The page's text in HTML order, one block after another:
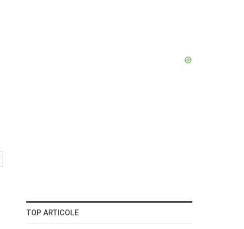
TOP ARTICOLE